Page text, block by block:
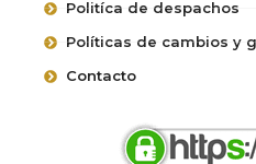
Politíca de despachos
Políticas de cambios y
Contacto